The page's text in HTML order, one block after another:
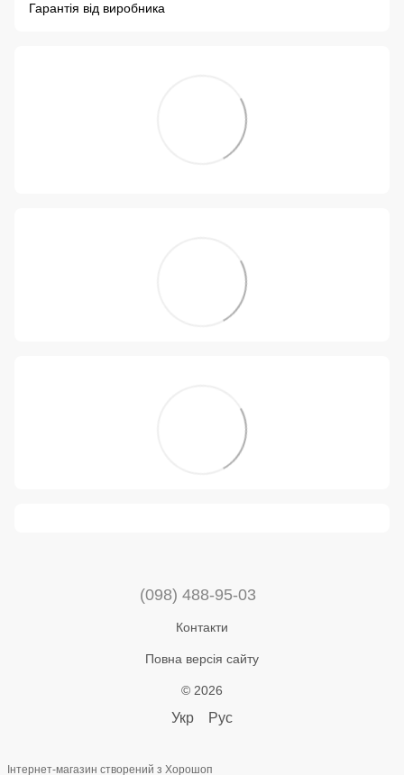
Гарантія від виробника
(098) 488-95-03
Контакти
Повна версія сайту
© 2026
Укр Рус
Інтернет-магазин створений з Хорошоп